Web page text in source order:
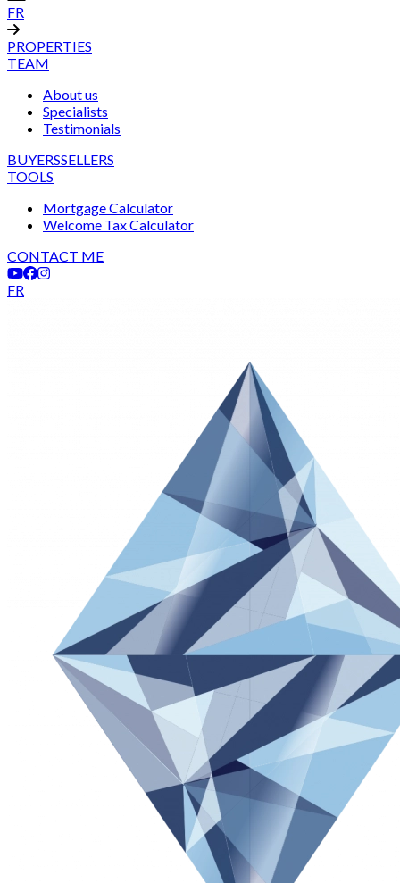
FR
PROPERTIES
TEAM
About us
Specialists
Testimonials
BUYERSSELLERS
TOOLS
Mortgage Calculator
Welcome Tax Calculator
CONTACT ME
FR